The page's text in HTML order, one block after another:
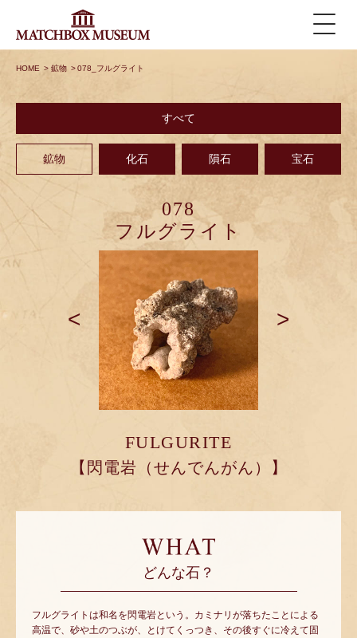
HOME > 鉱物 > 078_フルグライト
すべて
鉱物 化石 隕石 宝石
<
078
フルグライト
>
FULGURITE
【閃電岩（せんでんがん）】
どんな石？
フルグライトは和名を閃電岩という。カミナリが落ちたことによる
高温で、砂や土のつぶが、とけてくっつき、その後すぐに冷えて固